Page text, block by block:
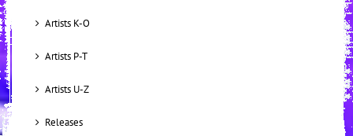
Artists K-O
Artists P-T
Artists U-Z
Releases